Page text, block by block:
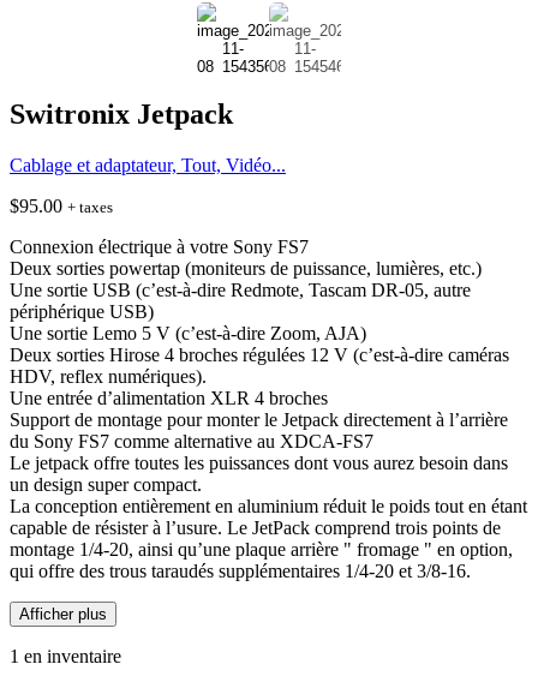
Switronix Jetpack
Cablage et adaptateur, Tout, Vidéo...
$95.00 + taxes
Connexion électrique à votre Sony FS7
Deux sorties powertap (moniteurs de puissance, lumières, etc.)
Une sortie USB (c’est-à-dire Redmote, Tascam DR-05, autre
périphérique USB)
Une sortie Lemo 5 V (c’est-à-dire Zoom, AJA)
Deux sorties Hirose 4 broches régulées 12 V (c’est-à-dire caméras
HDV, reflex numériques).
Une entrée d’alimentation XLR 4 broches
Support de montage pour monter le Jetpack directement à l’arrière
du Sony FS7 comme alternative au XDCA-FS7
Le jetpack offre toutes les puissances dont vous aurez besoin dans
un design super compact.
La conception entièrement en aluminium réduit le poids tout en étant
capable de résister à l’usure. Le JetPack comprend trois points de
montage 1/4-20, ainsi qu’une plaque arrière " fromage " en option,
qui offre des trous taraudés supplémentaires 1/4-20 et 3/8-16.
Afficher plus
1 en inventaire